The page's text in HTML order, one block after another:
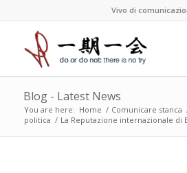
Vivo di
Blog - Latest News
You are here: Home / Comunicare stanca
politica / La Reputazione internazionale di